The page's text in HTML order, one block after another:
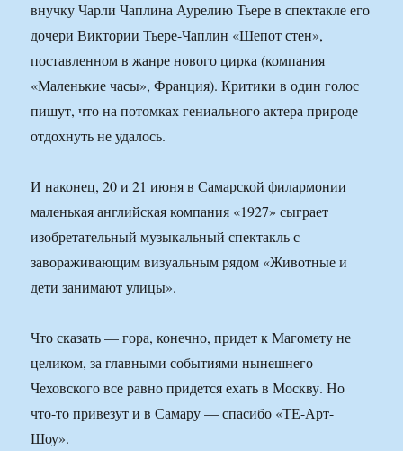
внучку Чарли Чаплина Аурелию Тьере в спектакле его
дочери Виктории Тьере-Чаплин «Шепот стен»,
поставленном в жанре нового цирка (компания
«Маленькие часы», Франция). Критики в один голос
пишут, что на потомках гениального актера природе
отдохнуть не удалось.
И наконец, 20 и 21 июня в Самарской филармонии
маленькая английская компания «1927» сыграет
изобретательный музыкальный спектакль с
завораживающим визуальным рядом «Животные и
дети занимают улицы».
Что сказать — гора, конечно, придет к Магомету не
целиком, за главными событиями нынешнего
Чеховского все равно придется ехать в Москву. Но
что-то привезут и в Самару — спасибо «ТЕ-Арт-
Шоу».